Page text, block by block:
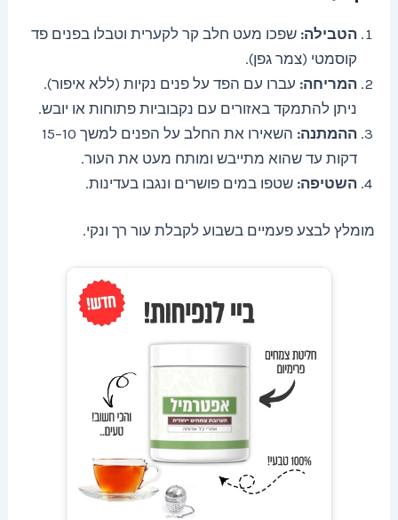
הטבילה: שפכו מעט חלב קר לקערית וטבלו בפנים פד
קוסמטי (צמר גפן).
המריחה: עברו עם הפד על פנים נקיות (ללא איפור).
ניתן להתמקד באזורים עם נקבוביות פתוחות או יובש.
ההמתנה:
השאירו את החלב על הפנים למשך 10–15
דקות עד שהוא מתייבש ומותח מעט את העור.
השטיפה: שטפו במים פושרים ונגבו בעדינות.
מומלץ לבצע פעמיים בשבוע לקבלת עור רך ונקי.